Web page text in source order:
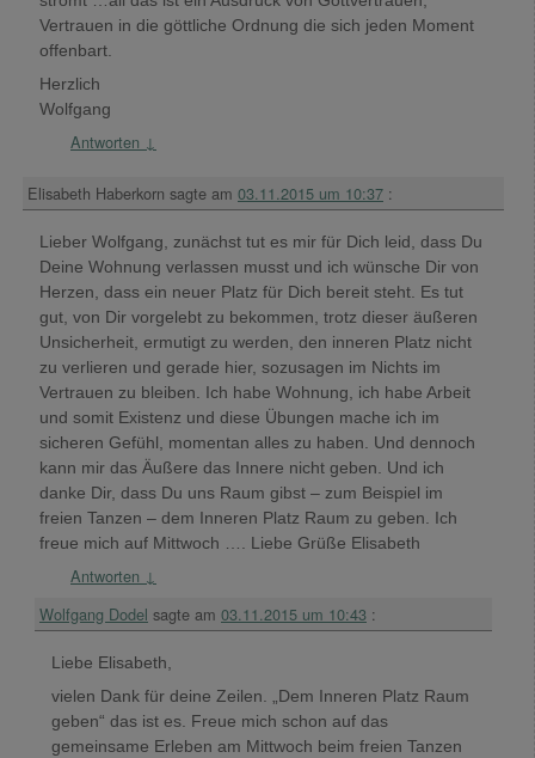
Vertrauen in die göttliche Ordnung die sich jeden Moment
offenbart.
Herzlich
Wolfgang
Antworten ↓
Elisabeth Haberkorn sagte am 03.11.2015 um 10:37 :
Lieber Wolfgang, zunächst tut es mir für Dich leid, dass Du
Deine Wohnung verlassen musst und ich wünsche Dir von
Herzen, dass ein neuer Platz für Dich bereit steht. Es tut
gut, von Dir vorgelebt zu bekommen, trotz dieser äußeren
Unsicherheit, ermutigt zu werden, den inneren Platz nicht
zu verlieren und gerade hier, sozusagen im Nichts im
Vertrauen zu bleiben. Ich habe Wohnung, ich habe Arbeit
und somit Existenz und diese Übungen mache ich im
sicheren Gefühl, momentan alles zu haben. Und dennoch
kann mir das Äußere das Innere nicht geben. Und ich
danke Dir, dass Du uns Raum gibst – zum Beispiel im
freien Tanzen – dem Inneren Platz Raum zu geben. Ich
freue mich auf Mittwoch …. Liebe Grüße Elisabeth
Antworten ↓
Wolfgang Dodel sagte am 03.11.2015 um 10:43 :
Liebe Elisabeth,
vielen Dank für deine Zeilen. „Dem Inneren Platz Raum
geben“ das ist es. Freue mich schon auf das
gemeinsame Erleben am Mittwoch beim freien Tanzen